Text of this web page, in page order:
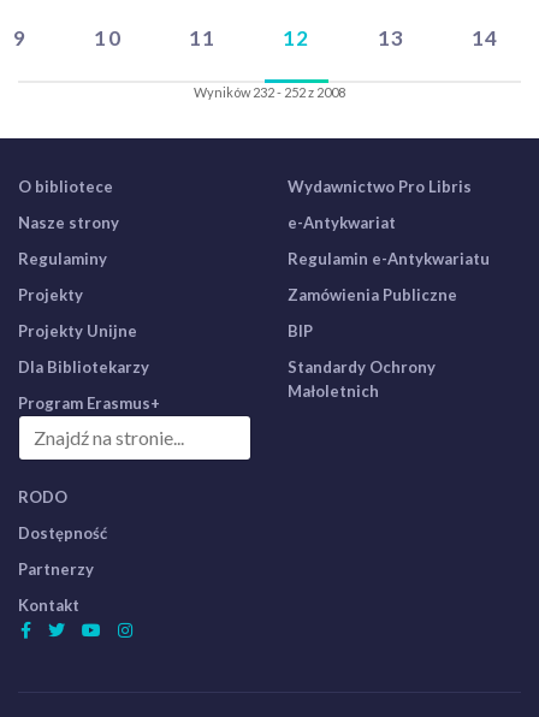
9 10 11 12 13 14
Wyników 232 - 252 z 2008
O bibliotece
Nasze strony
Regulaminy
Projekty
Projekty Unijne
Dla Bibliotekarzy
Program Erasmus+
Wydawnictwo Pro Libris
e-Antykwariat
Regulamin e-Antykwariatu
Zamówienia Publiczne
BIP
Standardy Ochrony
Małoletnich
RODO
Dostępność
Partnerzy
Kontakt